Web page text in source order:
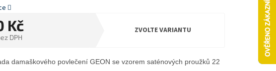
Kč
DPH
ZVOLTE VARIANTU
damaškového povlečení GEON se vzorem saténových proužků 22